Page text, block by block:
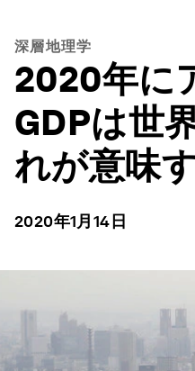
深層地理学
2020年に
GDPは世
れが意味
2020年1月14日